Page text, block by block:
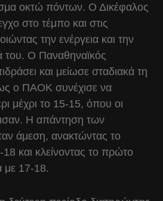
οκτώ πόντων. Ο Δικέφαλος
στο τέμπο και στις
την ενέργεια και την
του. Ο Παναθηναϊκός
και μείωσε σταδιακά τη
ο ΠΑΟΚ συνέχισε να
μέχρι το 15-15, όπου οι
Η απάντηση των
άμεση, ανακτώντας το
και κλείνοντας το πρώτο
με 17-18.